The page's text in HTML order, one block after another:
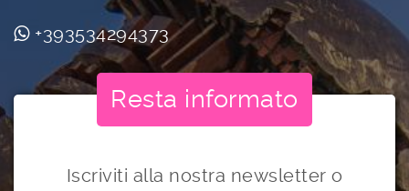
+393534294373
Resta informato
Iscriviti alla nostra newsletter o